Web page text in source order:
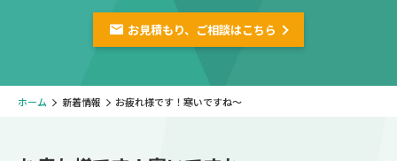
お見積もり、ご相談はこちら
ホーム 新着情報 お疲れ様です！寒いですね～